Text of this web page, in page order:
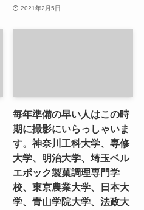
2021年2月5日
毎年準備の早い人はこの時
期に撮影にいらっしゃいま
す。神奈川工科大学、専修
大学、明治大学、埼玉ベル
エポック製菓調理専門学
校、東京農業大学、日本大
学、青山学院大学、法政大